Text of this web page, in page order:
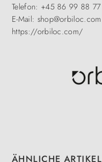
Telefon: +45 86 99 88 77
E-Mail: shop@orbiloc.com
https://orbiloc.com/
Produktgalerie überspringen
ÄHNLICHE ARTIKEL